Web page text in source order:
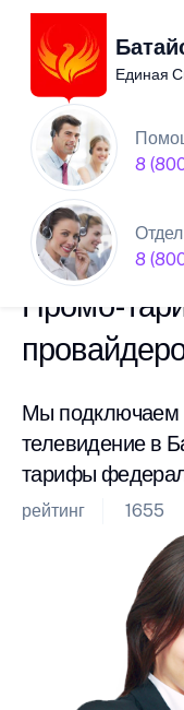
Единая
8
8
Единая
Промо-
Мы подключаем
телевидение в
тарифы
рейтинг 1655